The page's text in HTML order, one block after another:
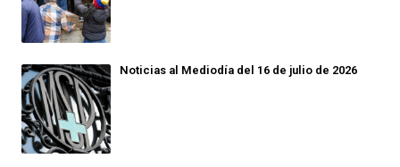
Noticias al Mediodía del 16 de julio de 2026